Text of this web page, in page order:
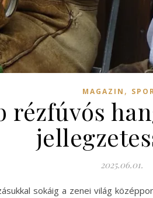
MAGAZIN ,
rézfúvós
2025.06.01.
sokáig a zenei világ